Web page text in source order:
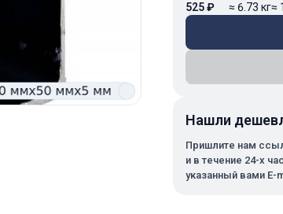
525 ₽ ≈ 6.73 кг≈
Нашли
Пришлите нам
и в течение 24-х
указанный вами